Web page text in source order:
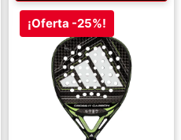
¡Oferta -25%!